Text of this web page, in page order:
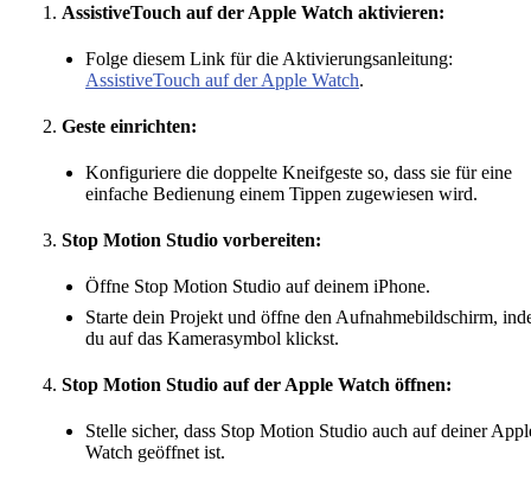
AssistiveTouch auf der Apple Watch aktivieren:
Folge diesem Link für die Aktivierungsanleitung:
AssistiveTouch auf der Apple Watch.
Geste einrichten:
Konfiguriere die doppelte Kneifgeste so, dass sie für eine
einfache Bedienung einem Tippen zugewiesen wird.
Stop Motion Studio vorbereiten:
Öffne Stop Motion Studio auf deinem iPhone.
Starte dein Projekt und öffne den Aufnahmebildschirm,
du auf das Kamerasymbol klickst.
Stop Motion Studio auf der Apple Watch öffnen:
Stelle sicher, dass Stop Motion Studio auch auf deiner
Watch geöffnet ist.